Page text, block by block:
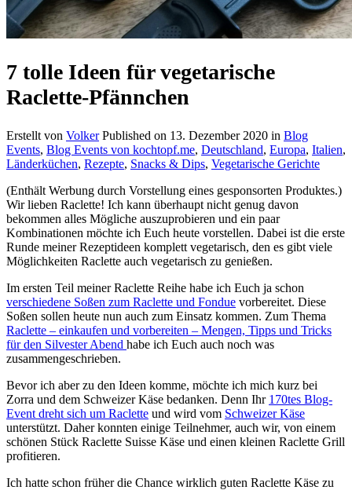
7 tolle Ideen für vegetarische
Raclette-Pfännchen
Erstellt von Volker Published on 13. Dezember 2020 in Blog
Events, Blog Events von kochtopf.me, Deutschland, Europa, Italien,
Länderküchen, Rezepte, Snacks & Dips, Vegetarische Gerichte
(Enthält Werbung durch Vorstellung eines gesponsorten Produktes.)
Wir lieben Raclette! Ich kann überhaupt nicht genug davon
bekommen alles Mögliche auszuprobieren und ein paar
Kombinationen möchte ich Euch heute vorstellen. Dabei ist die erste
Runde meiner Rezeptideen komplett vegetarisch, den es gibt viele
Möglichkeiten Raclette auch vegetarisch zu genießen.
Im ersten Teil meiner Raclette Reihe habe ich Euch ja schon
verschiedene Soßen zum Raclette und Fondue vorbereitet. Diese
Soßen sollen heute nun auch zum Einsatz kommen. Zum Thema
Raclette – einkaufen und vorbereiten – Mengen, Tipps und Tricks
für den Silvester Abend habe ich Euch auch noch was
zusammengeschrieben.
Bevor ich aber zu den Ideen komme, möchte ich mich kurz bei
Zorra und dem Schweizer Käse bedanken. Denn Ihr 170tes Blog-
Event dreht sich um Raclette und wird vom Schweizer Käse
unterstützt. Daher konnten einige Teilnehmer, auch wir, von einem
schönen Stück Raclette Suisse Käse und einen kleinen Raclette Grill
profitieren.
Ich hatte schon früher die Chance wirklich guten Raclette Käse zu